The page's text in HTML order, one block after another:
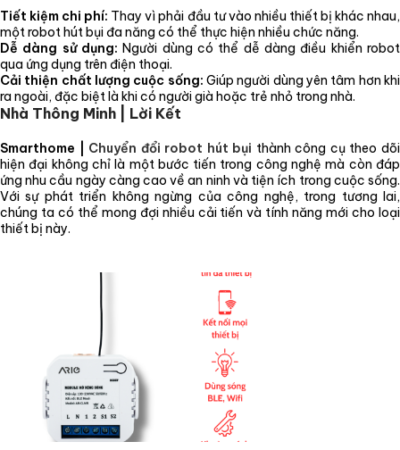
Tiết kiệm chi phí: Thay vì phải đầu tư vào nhiều thiết bị khác nhau,
một robot hút bụi đa năng có thể thực hiện nhiều chức năng.
Dễ dàng sử dụng: Người dùng có thể dễ dàng điều khiển robot
qua ứng dụng trên điện thoại.
Cải thiện chất lượng cuộc sống: Giúp người dùng yên tâm hơn khi
ra ngoài, đặc biệt là khi có người già hoặc trẻ nhỏ trong nhà.
Nhà Thông Minh | Lời Kết
Smarthome | Chuyển đổi robot hút bụi thành công cụ theo dõi
hiện đại không chỉ là một bước tiến trong công nghệ mà còn đáp
ứng nhu cầu ngày càng cao về an ninh và tiện ích trong cuộc sống.
Với sự phát triển không ngừng của công nghệ, trong tương lai,
chúng ta có thể mong đợi nhiều cải tiến và tính năng mới cho loại
thiết bị này.